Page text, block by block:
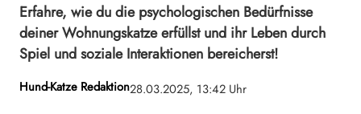
Erfahre, wie du die psychologischen Bedürfnisse
deiner Wohnungskatze erfüllst und ihr Leben durch
Spiel und soziale Interaktionen bereicherst!
Hund-Katze Redaktion28.03.2025, 13:42 Uhr